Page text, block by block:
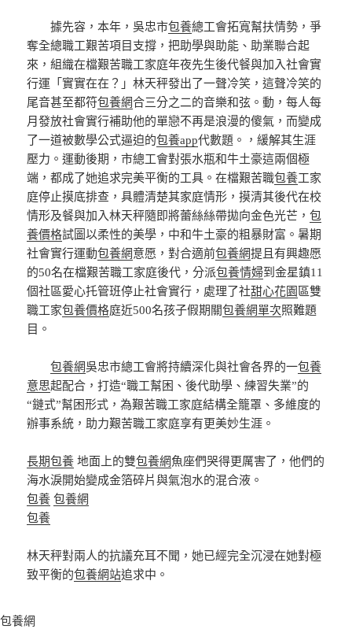
據先容，本年，吳忠市包養總工會拓寬幫扶情勢，爭
奪全總職工艱苦項目支撐，把助學與助能、助業聯合起
來，組織在檔艱苦職工家庭年夜先生後代餐與加入社會實
行運「實實在在？」林天秤發出了一聲冷笑，這聲冷笑的
尾音甚至都符包養網合三分之二的音樂和弦。動，每人每
月發放社會實行補助他的單戀不再是浪漫的傻氣，而變成
了一道被數學公式逼迫的包養app代數題。，緩解其生涯
壓力。運動後期，市總工會對張水瓶和牛土豪這兩個極
端，都成了她追求完美平衡的工具。在檔艱苦職包養工家
庭停止摸底排查，具體清楚其家庭情形，摸清其後代在校
情形及餐與加入林天秤隨即將蕾絲絲帶拋向金色光芒，包
養價格試圖以柔性的美學，中和牛土豪的粗暴財富。暑期
社會實行運動包養網意愿，對合適前包養網提且有興趣愿
的50名在檔艱苦職工家庭後代，分派包養情婦到金星鎮11
個社區愛心托管班停止社會實行，處理了社甜心花園 區雙
職工家包養價格庭近500名孩子假期關包養網單次照難題
目。
包養網吳忠市總工會將持續深化與社會各界的一包養
意思起配合，打造“職工幫困、後代助學、練習失業”的
“鏈式”幫困形式，為艱苦職工家庭結構全籠罩、多維度的
辦事系統，助力艱苦職工家庭享有更美妙生涯。
長期包養 地面上的雙包養網魚座們哭得更厲害了，他們的
海水淚開始變成金箔碎片與氣泡水的混合液。
包養 包養網
包養
林天秤對兩人的抗議充耳不聞，她已經完全沉浸在她對極
致平衡的包養網站追求中。
包養網